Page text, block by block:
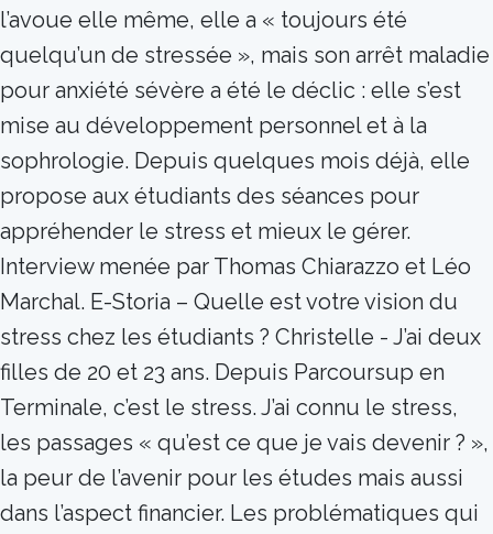
l’avoue elle même, elle a « toujours été
quelqu’un de stressée », mais son arrêt maladie
pour anxiété sévère a été le déclic : elle s’est
mise au développement personnel et à la
sophrologie. Depuis quelques mois déjà, elle
propose aux étudiants des séances pour
appréhender le stress et mieux le gérer.
Interview menée par Thomas Chiarazzo et Léo
Marchal. E-Storia – Quelle est votre vision du
stress chez les étudiants ? Christelle - J’ai deux
filles de 20 et 23 ans. Depuis Parcoursup en
Terminale, c’est le stress. J’ai connu le stress,
les passages « qu’est ce que je vais devenir ? »,
la peur de l’avenir pour les études mais aussi
dans l’aspect financier. Les problématiques qui